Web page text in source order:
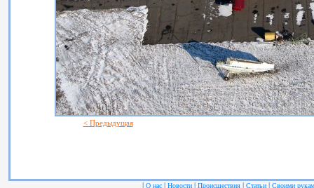
< Предыдущая
| О нас | Новости | Происшествия | Статьи | Своими